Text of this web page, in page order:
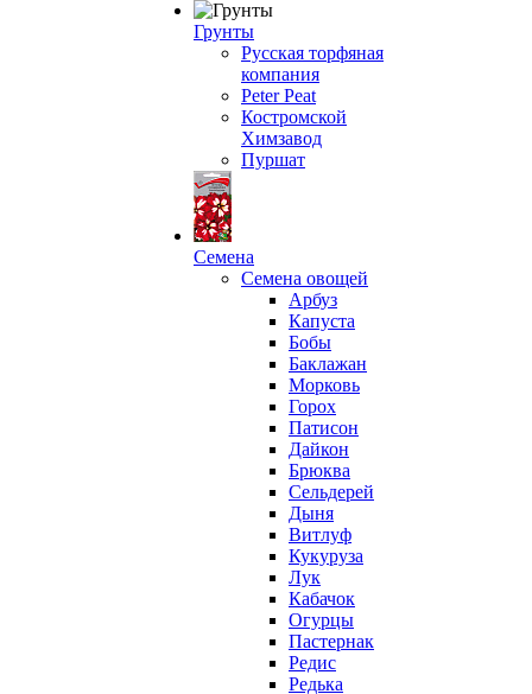
Грунты
Русская торфяная
компания
Peter Peat
Костромской
Химзавод
Пуршат
Семена
Семена овощей
Арбуз
Капуста
Бобы
Баклажан
Морковь
Горох
Патисон
Дайкон
Брюква
Сельдерей
Дыня
Витлуф
Кукуруза
Лук
Кабачок
Огурцы
Пастернак
Редис
Редька